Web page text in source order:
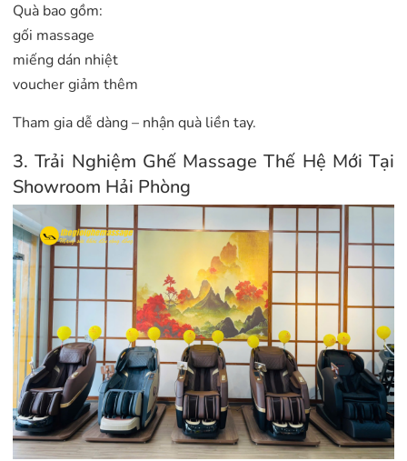
Quà bao gồm:
gối massage
miếng dán nhiệt
voucher giảm thêm
Tham gia dễ dàng – nhận quà liền tay.
3. Trải Nghiệm Ghế Massage Thế Hệ Mới Tại
Showroom Hải Phòng